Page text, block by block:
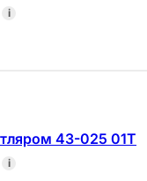
i
43-025 01T
i